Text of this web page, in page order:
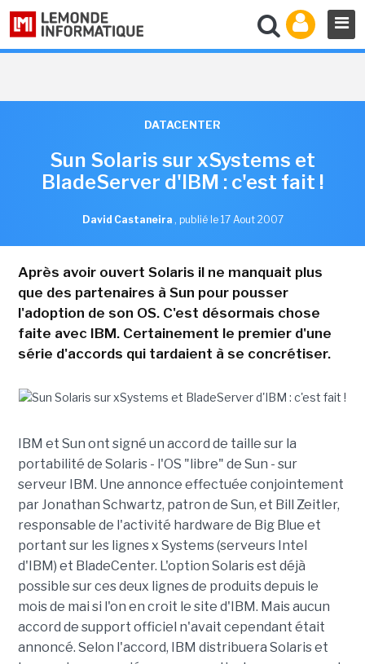
DATACENTER
Sun Solaris sur xSystems et
BladeServer d'IBM : c'est fait !
David Castaneira , publié le 17 Aout 2007
Après avoir ouvert Solaris il ne manquait plus
que des partenaires à Sun pour pousser
l'adoption de son OS. C'est désormais chose
faite avec IBM. Certainement le premier d'une
série d'accords qui tardaient à se concrétiser.
IBM et Sun ont signé un accord de taille sur la
portabilité de Solaris - l'OS "libre" de Sun - sur
serveur IBM. Une annonce effectuée conjointement
par Jonathan Schwartz, patron de Sun, et Bill Zeitler,
responsable de l'activité hardware de Big Blue et
portant sur les lignes x Systems (serveurs Intel
d'IBM) et BladeCenter. L'option Solaris est déjà
possible sur ces deux lignes de produits depuis le
mois de mai si l'on en croit le site d'IBM. Mais aucun
accord de support officiel n'avait cependant était
annoncé. Selon l'accord, IBM distribuera Solaris et